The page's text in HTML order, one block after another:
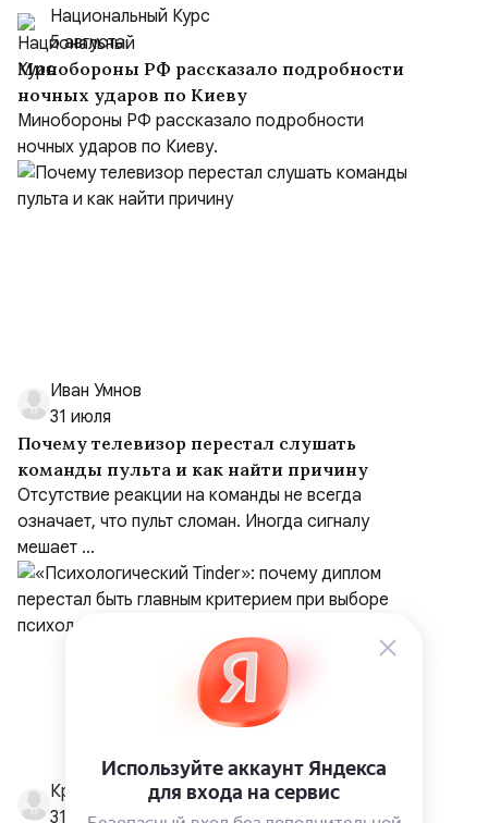
Национальный Курс
5 августа
Минобороны РФ рассказало подробности
ночных ударов по Киеву
Минобороны РФ рассказало подробности
ночных ударов по Киеву.
Иван Умнов
31 июля
Почему телевизор перестал слушать
команды пульта и как найти причину
Отсутствие реакции на команды не всегда
означает, что пульт сломан. Иногда сигналу
мешает ...
Кристина Парфенова
31 июля